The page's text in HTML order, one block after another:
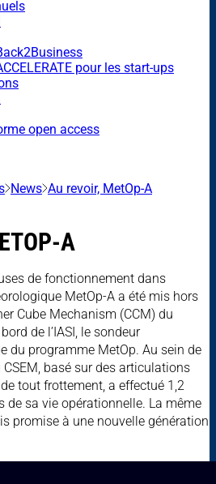
pour les start-ups
open access
News Au revoir, MetOp-A
A
de fonctionnement dans
MetOp-A a été mis hors
Cube Mechanism (CCM) du
de l’IASI, le sondeur
du programme MetOp. Au sein de
basé sur des articulations
tout frottement, a effectué 1,2
de sa vie opérationnelle. La même
promise à une nouvelle génération